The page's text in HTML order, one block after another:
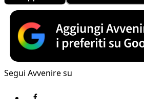
Segui Avvenire su